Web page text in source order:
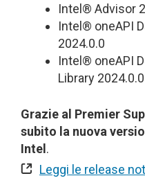
Intel® Advisor
Intel® oneAPI
2024.0.0
Intel® oneAPI
Library 2024.0.0
Grazie al Premier
subito la nuova
Intel.
Leggi le release